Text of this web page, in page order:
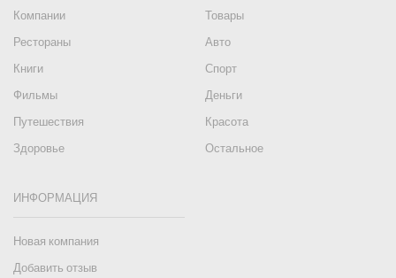
Компании
Товары
Рестораны
Авто
Книги
Спорт
Фильмы
Деньги
Путешествия
Красота
Здоровье
Остальное
ИНФОРМАЦИЯ
Новая компания
Добавить отзыв